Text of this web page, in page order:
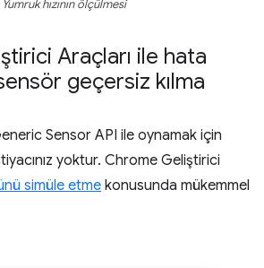
Yumruk hızının ölçülmesi
Araçları ile hata
geçersiz kılma
Sensor API ile oynamak için
yoktur. Chrome Geliştirici
simüle etme konusunda mükemmel